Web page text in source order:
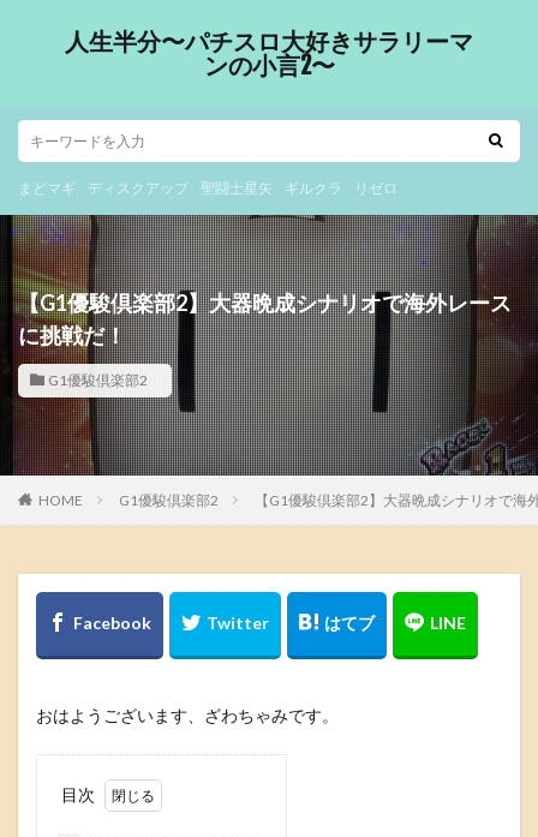
人生半分〜パチスロ大好きサラリーマ
ンの小言2〜
まどマギ ディスクアップ 聖闘士星矢 ギルクラ リゼロ
【G1優駿倶楽部2】大器晩成シナリオで海外レース
に挑戦だ！
G1優駿倶楽部2
HOME G1優駿倶楽部2 【G1優駿倶楽部2】大器晩成シナリオで海
おはようございます、ざわちゃみです。
目次